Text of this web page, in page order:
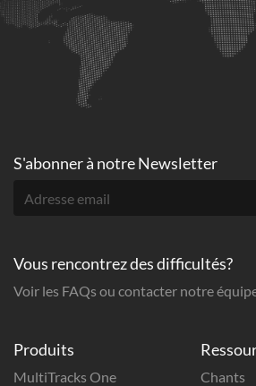
Produits
MultiTracks One
Chants
S'abonner à notre Newsletter
Vous rencontrez des difficultés?
Voir les FAQs ou contacter notre